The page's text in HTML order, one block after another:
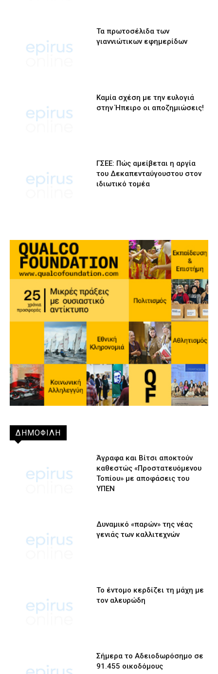
Τα πρωτοσέλιδα των
γιαννιώτικων εφημερίδων
Καμία σχέση με την ευλογιά
στην Ήπειρο οι αποζημιώσεις!
ΓΣΕΕ: Πώς αμείβεται η αργία
του Δεκαπενταύγουστου στον
ιδιωτικό τομέα
ΔΗΜΟΦΙΛΗ
Άγραφα και Βίτσι αποκτούν
καθεστώς «Προστατευόμενου
Τοπίου» με αποφάσεις του
ΥΠΕΝ
Δυναμικό «παρών» της νέας
γενιάς των καλλιτεχνών
Το έντομο κερδίζει τη μάχη με
τον αλευρώδη
Σήμερα το Αδειοδωρόσημο σε
91.455 οικοδόμους